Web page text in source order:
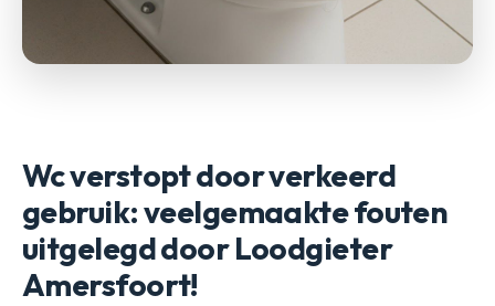
Wc verstopt door verkeerd
gebruik: veelgemaakte fouten
uitgelegd door Loodgieter
Amersfoort!